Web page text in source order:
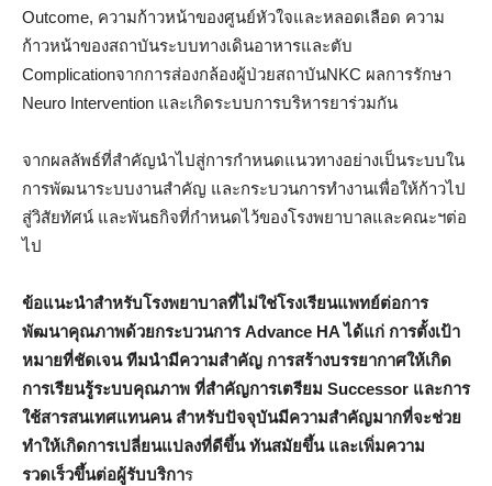
Outcome, ความก้าวหน้าของศูนย์หัวใจและหลอดเลือด ความ
ก้าวหน้าของสถาบันระบบทางเดินอาหารและตับ
Complicationจากการส่องกล้องผู้ป่วยสถาบันNKC ผลการรักษา
Neuro Intervention และเกิดระบบการบริหารยาร่วมกัน
จากผลลัพธ์ที่สำคัญนำไปสู่การกำหนดแนวทางอย่างเป็นระบบใน
การพัฒนาระบบงานสำคัญ และกระบวนการทำงานเพื่อให้ก้าวไป
สู่วิสัยทัศน์ และพันธกิจที่กำหนดไว้ของโรงพยาบาลและคณะฯต่อ
ไป
ข้อแนะนำสำหรับโรงพยาบาลที่ไม่ใช่โรงเรียนแพทย์ต่อการ
พัฒนาคุณภาพด้วยกระบวนการ Advance HA ได้แก่ การตั้งเป้า
หมายที่ชัดเจน ทีมนำมีความสำคัญ การสร้างบรรยากาศให้เกิด
การเรียนรู้ระบบคุณภาพ ที่สำคัญการเตรียม Successor และการ
ใช้สารสนเทศแทนคน สำหรับปัจจุบันมีความสำคัญมากที่จะช่วย
ทำให้เกิดการเปลี่ยนแปลงที่ดีขึ้น ทันสมัยขึ้น และเพิ่มความ
รวดเร็วขึ้นต่อผู้รับบริการ